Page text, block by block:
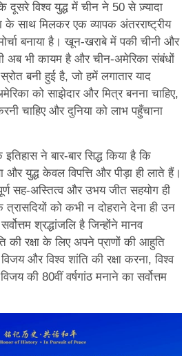
विश्व युद्ध में चीन ने 50 से ज़्यादा
के साथ मिलकर एक व्यापक अंतरराष्ट्रीय
बनाया है। खून-खराबे में पकी चीनी और
अब भी कायम है और चीन-अमेरिका संबंधों
बनी हुई है, जो हमें लगातार याद
को साझेदार और मित्र बनना चाहिए,
चाहिए और दुनिया को लाभ पहुँचाना
ने बार-बार सिद्ध किया है कि
और युद्ध केवल विपत्ति और पीड़ा ही लाते हैं।
सह-अस्तित्व और उभय जीत सहयोग ही
त्रासदियों को कभी न दोहराने देना ही उन
श्रद्धांजलि है जिन्होंने मानव
की रक्षा के लिए अपने प्राणों की आहुति
विजय और विश्व शांति की रक्षा करना, विश्व
की 80वीं वर्षगांठ मनाने का सर्वोत्तम